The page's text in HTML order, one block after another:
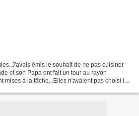
J'avais émis le souhait de ne pas cuisiner
et son Papa ont fait un tour au rayon
mises à la tâche...Elles n'avaient pas choisi la